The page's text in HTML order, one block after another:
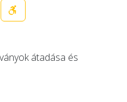
átadása és